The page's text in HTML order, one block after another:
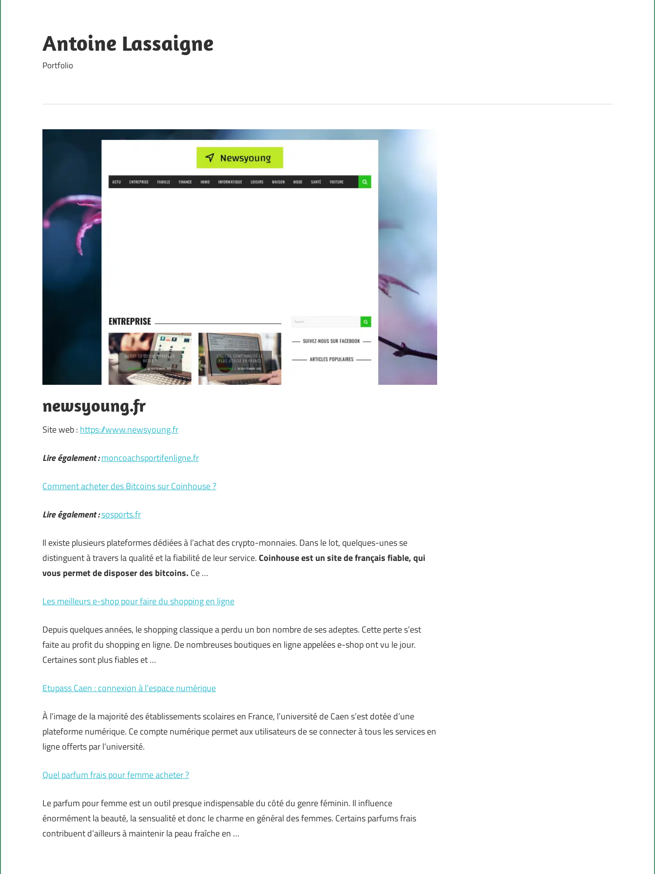
content
Antoine Lassaigne
Portfolio
newsyoung.fr
Site web : https://www.newsyoung.fr
Lire également :moncoachsportifenligne.fr
Comment acheter des Bitcoins sur Coinhouse ?
Lire également :sosports.fr
Il existe plusieurs plateformes dédiées à l’achat des crypto-monnaies. Dans le lot, quelques-unes se
distinguent à travers la qualité et la fiabilité de leur service.Coinhouse est un site de français fiable, qui
vous permet de disposer des bitcoins. Ce …
Les meilleurs e-shop pour faire du shopping en ligne
Depuis quelques années, le shopping classique a perdu un bon nombre de ses adeptes. Cette perte s’est
faite au profit du shopping en ligne. De nombreuses boutiques en ligne appelées e-shop ont vu le jour.
Certaines sont plus fiables et …
Etupass Caen : connexion à l’espace numérique
À l’image de la majorité des établissements scolaires en France, l’université de Caen s’est dotée d’une
plateforme numérique. Ce compte numérique permet aux utilisateurs de se connecter à tous les services en
ligne offerts par l’université.
Quel parfum frais pour femme acheter ?
Le parfum pour femme est un outil presque indispensable du côté du genre féminin. Il influence
énormément la beauté, la sensualité et donc le charme en général des femmes. Certains parfums frais
contribuent d’ailleurs à maintenir la peau fraîche en …